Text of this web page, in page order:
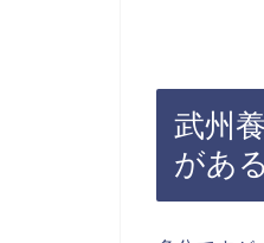
武州
があ